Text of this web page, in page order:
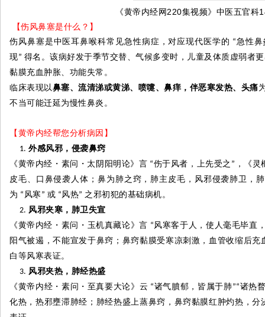
《黄帝内经网220集视频》中医五官
【伤风鼻塞是什么？】
伤风鼻塞是中医耳鼻喉科常见急性病症，对应现代医学的 “急性鼻
现” 得名。该病好发于季节交替、气候多变时，儿童及体质虚弱者
黏膜充血肿胀、功能失常。
临床表现以鼻塞、流清涕或黄涕、喷嚏、鼻痒，伴恶寒发热、头痛
不当可能迁延为慢性鼻炎。
【黄帝内经帮您分析病因】
外感风邪，侵袭鼻窍
《黄帝内经 ・ 素问 ・ 太阴阳明论》言 “伤于风者，上先受之 ” ，《灵
皮毛、口鼻侵袭人体；鼻为肺之窍，肺主皮毛，风邪侵袭肺卫，
为 “ 风寒 ” 或 “风热” 之邪初犯的基础病机。
风邪夹寒，肺卫失宣
《黄帝内经 ・ 素问 ・ 玉机真藏论》言 “风寒客于人，使人毫毛毕直
阳气被遏，不能宣发于鼻窍；鼻窍黏膜受寒凉刺激，血管收缩后
白等风寒表证。
风邪夹热，肺经热盛
《黄帝内经 ・ 素问 ・ 至真要大论》云 “诸气膹郁，皆属于肺”“诸热
化热，热邪壅滞肺经；肺经热盛上蒸鼻窍，鼻窍黏膜红肿灼热，